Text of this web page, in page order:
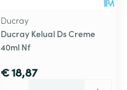
Ducray
Ducray Kelual Ds Creme
40ml Nf
€ 18,87